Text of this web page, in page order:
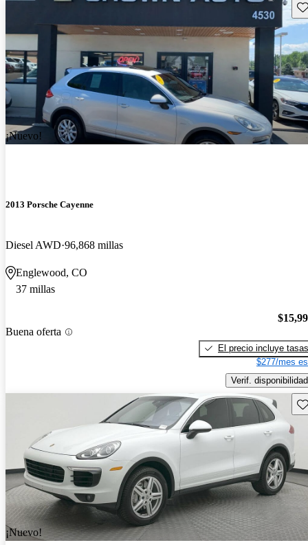
¡Nuevo!
2013 Porsche Cayenne
Diesel AWD 96,868 millas
Englewood, CO
37 millas
Buena oferta
El precio incluye tasas
$277/mes
Verif. disponibilidad
¡Nuevo!